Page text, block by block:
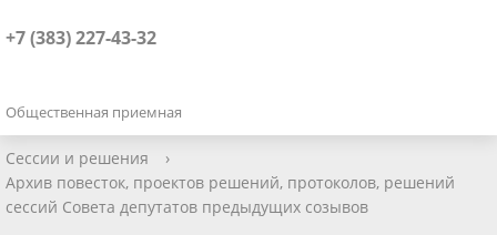
+7 (383) 227-43-32
Общественная приемная
Сессии и решения
›
Архив повесток, проектов решений, протоколов, решений
сессий Совета депутатов предыдущих созывов